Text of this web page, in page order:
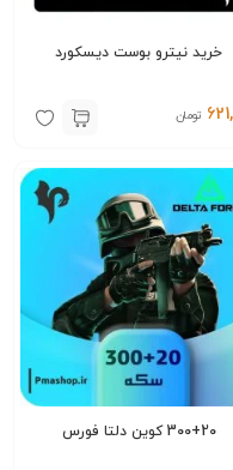
خرید نیترو بوست دیسکورد
تومان
300+20 کوین دلتا فورس